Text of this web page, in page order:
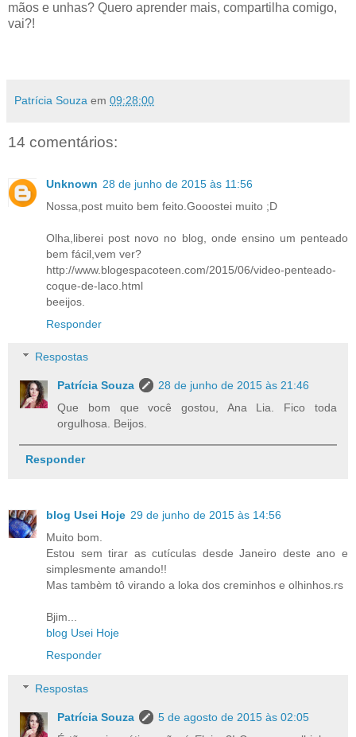
mãos e unhas? Quero aprender mais, compartilha comigo,
vai?!
Patrícia Souza em 09:28:00
14 comentários:
Unknown 28 de junho de 2015 às 11:56
Nossa,post muito bem feito.Gooostei muito ;D
Olha,liberei post novo no blog, onde ensino um penteado
bem fácil,vem ver?
http://www.blogespacoteen.com/2015/06/video-penteado-
coque-de-laco.html
beeijos.
Responder
Respostas
Patrícia Souza
28 de junho de 2015 às 21:46
Que bom que você gostou, Ana Lia. Fico toda
orgulhosa. Beijos.
Responder
blog Usei Hoje 29 de junho de 2015 às 14:56
Muito bom.
Estou sem tirar as cutículas desde Janeiro deste ano e
simplesmente amando!!
Mas tambèm tô virando a loka dos creminhos e olhinhos.rs
Bjim...
blog Usei Hoje
Responder
Respostas
Patrícia Souza
5 de agosto de 2015 às 02:05